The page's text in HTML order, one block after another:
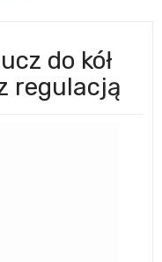
do kół
regulacją